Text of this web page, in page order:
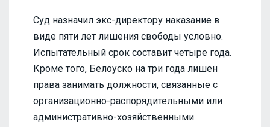
Суд назначил экс-директору наказание в
виде пяти лет лишения свободы условно.
Испытательный срок составит четыре года.
Кроме того, Белоуско на три года лишен
права занимать должности, связанные с
организационно-распорядительными или
административно-хозяйственными